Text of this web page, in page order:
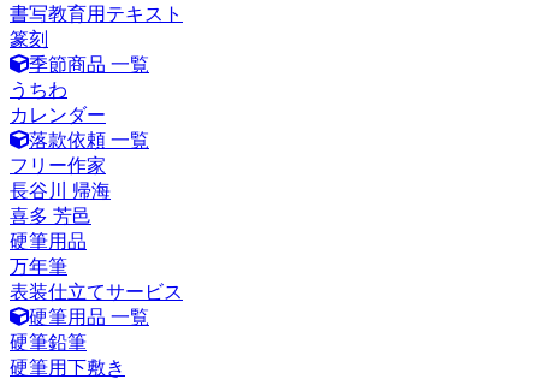
書写教育用テキスト
篆刻
季節商品 一覧
うちわ
カレンダー
落款依頼 一覧
フリー作家
長谷川 帰海
喜多 芳邑
硬筆用品
万年筆
表装仕立てサービス
硬筆用品 一覧
硬筆鉛筆
硬筆用下敷き